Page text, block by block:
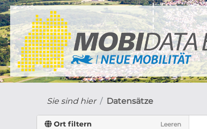
Sie sind hier Datensätze
Ort filtern Leeren